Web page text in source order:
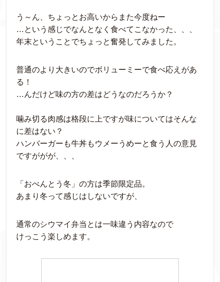
う～ん、ちょっとお高いからまた今度ねー
…という感じでなんとなく食べてこなかった、、、
年末ということでちょっと奮発してみました。
普通のより大きいのでボリューミーで食べ応えがあ
る！
…んだけど味の方の差はどうなのだろうか？
噛み切る肉感は格段に上ですが味についてはそんな
に差はない？
ハンバーガーも牛丼もウメーうめーと食う人の意見
ですががが、、、
「おべんとう冬」の方は季節限定品。
あまり冬って感じはしないですが、
通常のシウマイ弁当とは一味違う内容なので
けっこう楽しめます。